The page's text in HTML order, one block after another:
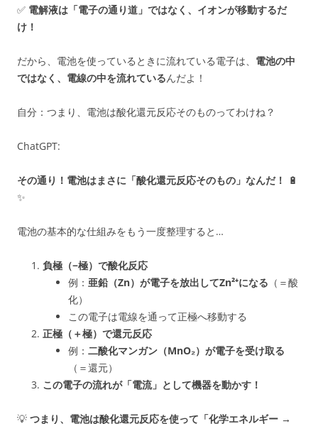
✅ 電解液は「電子の通り道」ではなく、イオンが移動するだ
け！
だから、電池を使っているときに流れている電子は、 電池の中
ではなく、電線の中を流れているんだよ！
自分：つまり、電池は酸化還元反応そのものってわけね？
ChatGPT:
その通り！電池はまさに「酸化還元反応そのもの」なんだ！
🔋
✨
電池の基本的な仕組みをもう一度整理すると…
負極（−極）で酸化反応
例： 亜鉛（Zn）が電子を放出してZn²⁺になる （＝酸
化）
この電子は電線を通って正極へ移動する
正極（＋極）で還元反応
例： 二酸化マンガン（MnO₂）が電子を受け取る
（＝還元）
この電子の流れが「電流」として機器を動かす！
💡 つまり、電池は酸化還元反応を使って「化学エネルギー →